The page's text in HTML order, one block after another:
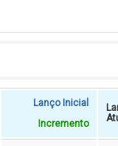
Lanço Inicial
Incremento